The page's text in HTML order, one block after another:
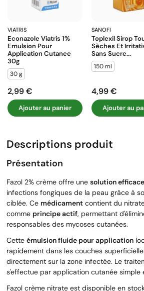
VIATRIS
Econazole Viatris 1%
Emulsion Pour
Application Cutanee
30g
30 g
Prix
2,99 €
Ajouter au panier
SANOFI
Toplexil Sirop
Sèches Et
Sans Sucre...
150 ml
Prix
4,99 €
Ajouter au
Descriptions produit
Présentation
Fazol 2% crème offre une solution efficace
infections fongiques de la peau grâce à
ciblée. Ce médicament contient du
comme principe actif, permettant
responsables des mycoses cutanées.
Cette émulsion fluide pour application
rapidement dans les couches
directement sur la zone infectée. Le
s'effectue par application cutanée simple
Fazol crème nitrate est disponible en